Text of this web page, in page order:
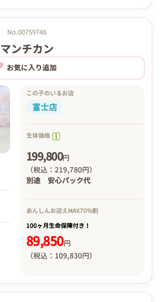
No.00759748
マンチカン
お気に入り追加
この子のいるお店
富士店
生体価格
199,800円
（税込：219,780円）
別途 安心パック代
あんしんお迎えMAX70%割
100ヶ月生命保障付き！
89,850円
（税込：109,830円）